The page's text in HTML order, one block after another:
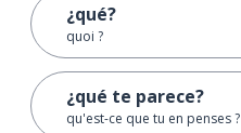
¿qué?
quoi ?
¿qué te parece?
qu'est-ce que tu en penses ?